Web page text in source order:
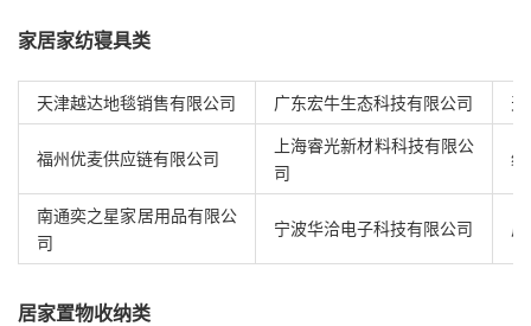
家居家纺寝具类
天津越达地毯销售有限公司 广东宏牛生态科技有限公司
福州优麦供应链有限公司
上海睿光新材料科技有限公
司
绍
南通奕之星家居用品有限公
司
宁波华洽电子科技有限公司
居家置物收纳类